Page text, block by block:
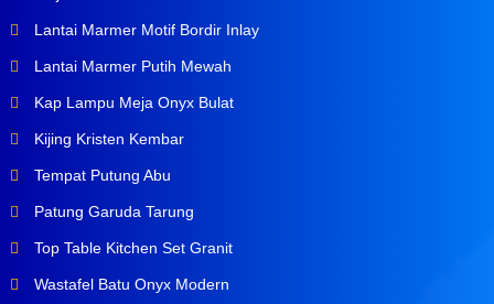
Lantai Marmer Motif Bordir Inlay
Lantai Marmer Putih Mewah
Kap Lampu Meja Onyx Bulat
Kijing Kristen Kembar
Tempat Putung Abu
Patung Garuda Tarung
Top Table Kitchen Set Granit
Wastafel Batu Onyx Modern